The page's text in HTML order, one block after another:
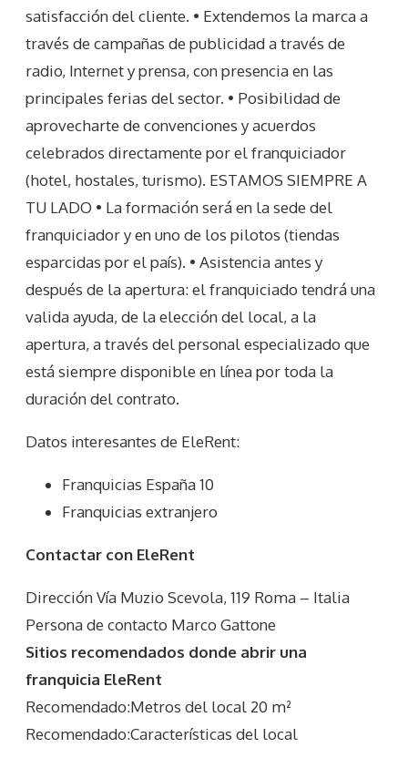
satisfacción del cliente. • Extendemos la marca a
través de campañas de publicidad a través de
radio, Internet y prensa, con presencia en las
principales ferias del sector. • Posibilidad de
aprovecharte de convenciones y acuerdos
celebrados directamente por el franquiciador
(hotel, hostales, turismo). ESTAMOS SIEMPRE A
TU LADO • La formación será en la sede del
franquiciador y en uno de los pilotos (tiendas
esparcidas por el país). • Asistencia antes y
después de la apertura: el franquiciado tendrá una
valida ayuda, de la elección del local, a la
apertura, a través del personal especializado que
está siempre disponible en línea por toda la
duración del contrato.
Datos interesantes de EleRent:
Franquicias España 10
Franquicias extranjero
Contactar con EleRent
Dirección Vía Muzio Scevola, 119 Roma – Italia
Persona de contacto Marco Gattone
Sitios recomendados donde abrir una
franquicia EleRent
Recomendado:Metros del local 20 m²
Recomendado:Características del local